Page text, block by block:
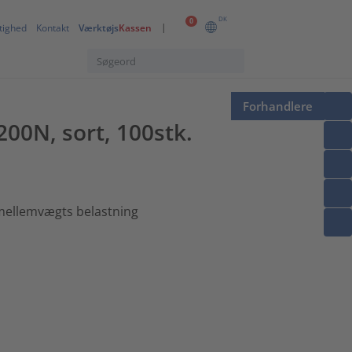
0 DK
Kontakt VærktøjsKassen
Forhandlere
sort, 100stk.
belastning